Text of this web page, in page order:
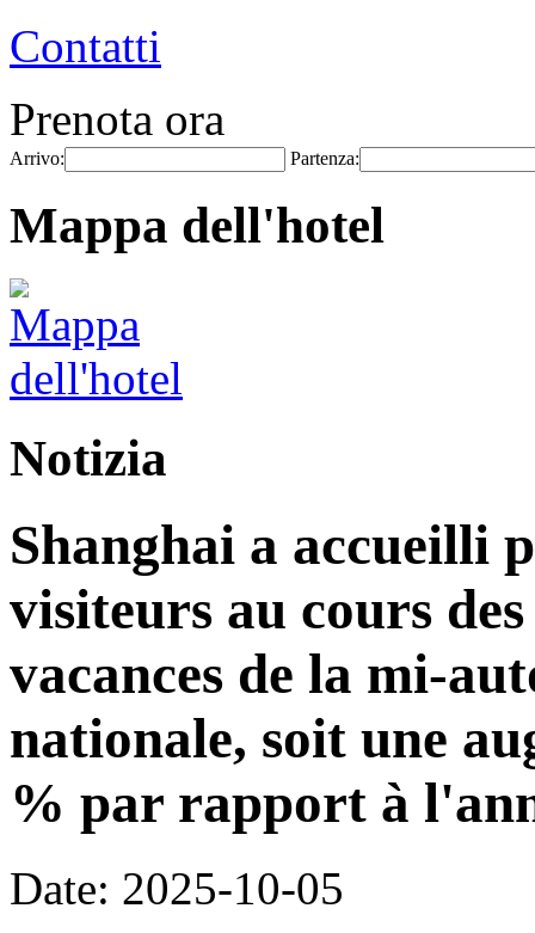
Contatti
Prenota ora
Arrivo: Partenza:
Mappa dell'hotel
Notizia
Shanghai a accueilli
visiteurs au cours
vacances de la mi-
nationale, soit une
% par rapport à
Date: 2025-10-05